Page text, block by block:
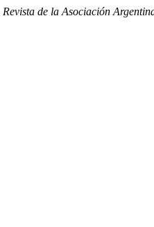
Revista de la Asociación